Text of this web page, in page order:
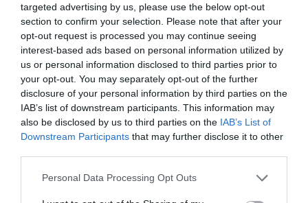
targeted advertising by us, please use the below opt-out
section to confirm your selection. Please note that after your
opt-out request is processed you may continue seeing
interest-based ads based on personal information utilized by
us or personal information disclosed to third parties prior to
your opt-out. You may separately opt-out of the further
disclosure of your personal information by third parties on the
IAB’s list of downstream participants. This information may
also be disclosed by us to third parties on the IAB’s List of
Downstream Participants that may further disclose it to other
Personal Data Processing Opt Outs
În vârstă de 67 de ani, galezul e printre cei mai titrați
antrenori care au pregătit naționala de rugby a
României, el fiind în trecut antrenor principal și secund
al selecționatei Țării Galilor, atât la tineret, cât și la
„echipa mare”.
În cei cinci ani cât a stat pe banca României, Howells a
câștigat un titlu în Rugby Europe Championship (anul
trecut, obținut în urma unei victorii entuziasmante cu
Georgia) și patru titluri în World Rugby Nations Cup, în
timp ce la Cupa Mondială din 2015 a reușit să întoarcă